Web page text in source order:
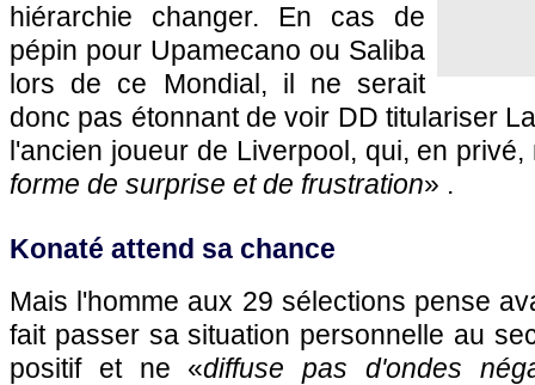
hiérarchie changer. En cas de
pépin pour Upamecano ou Saliba
lors de ce Mondial, il ne serait
donc pas étonnant de voir DD titulariser
l'ancien joueur de Liverpool, qui, en
forme de surprise et de frustration» .
Konaté attend sa chance
Mais l'homme aux 29 sélections pense
fait passer sa situation personnelle au
positif et ne «diffuse pas d'ondes